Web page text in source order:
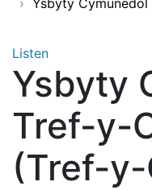
› Ysbyty
Listen
Ysbyty
Tref-y-
(Tref-